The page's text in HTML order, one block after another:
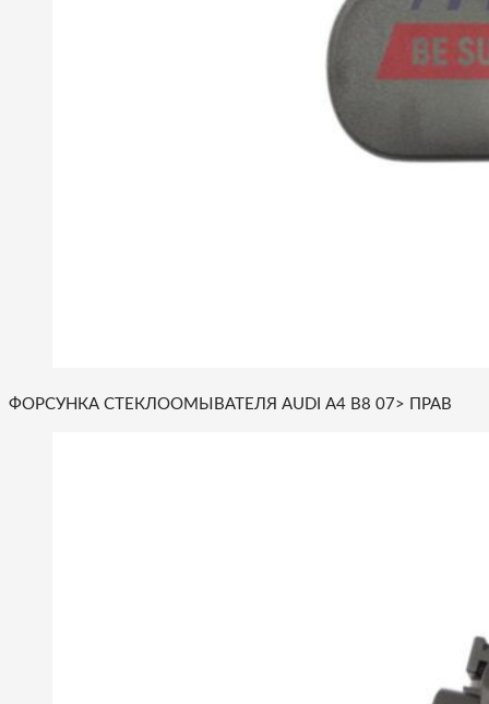
ФОРСУНКА СТЕКЛООМЫВАТЕЛЯ AUDI A4 B8 07> ПРАВ